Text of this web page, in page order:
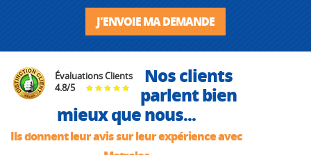
J'ENVOIE MA DEMANDE
Évaluations Clients
4.8/5
Nos clients
parlent bien
mieux que nous...
Ils donnent leur avis sur leur expérience avec